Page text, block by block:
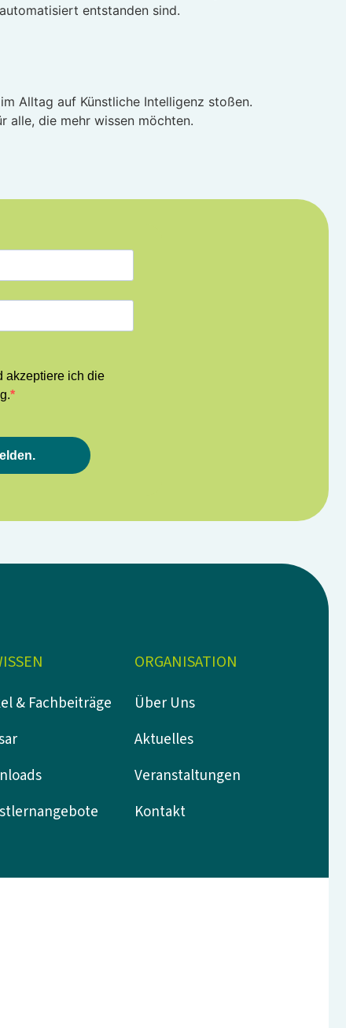
entstanden sind.
Alltag auf Künstliche Intelligenz stoßen.
alle, die mehr wissen möchten.
akzeptiere ich die
& Fachbeiträge
ORGANISATION
Über Uns
Aktuelles
Veranstaltungen
Kontakt